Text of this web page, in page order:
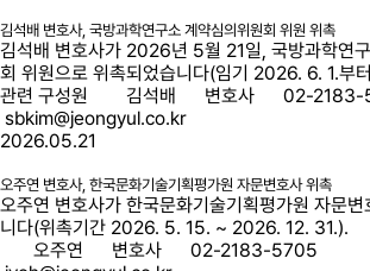
김석배 변호사, 국방과학연구소 계약심의위원회 위원 위촉
김석배 변호사가 2026년 5월 21일, 국방과학연
회 위원으로 위촉되었습니다(임기 2026. 6.
관련 구성원 김석배 변호사 02-
sbkim@jeongyul.co.kr
2026.05.21
오주연 변호사, 한국문화기술기획평가원 자문변호사 위촉
오주연 변호사가 한국문화기술기획평가원 자문
니다(위촉기간 2026. 5. 15. ~ 2026. 12.
오주연 변호사 02-2183-5705